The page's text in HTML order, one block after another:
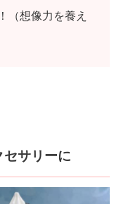
（想像力を養え
サリーに